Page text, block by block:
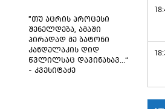
"თუ აცრის პროცესი
შენელდება, ამაში
პირადად მე ბატონი
კანდელაკის დიდ
წვლილსაც დავინახავ...“
- კვესიტაძე